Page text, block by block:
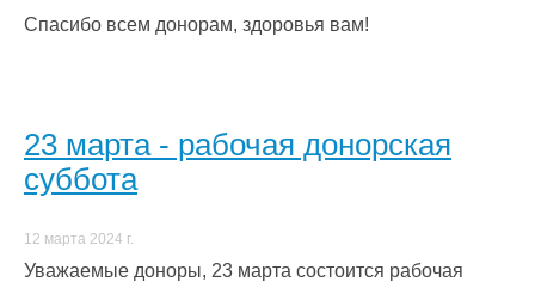
Спасибо всем донорам, здоровья вам!
23 марта - рабочая донорская
суббота
12 марта 2024 г.
Уважаемые доноры, 23 марта состоится рабочая